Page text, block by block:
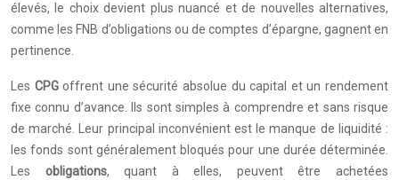
élevés, le choix devient plus nuancé et de nouvelles alternatives,
comme les FNB d’obligations ou de comptes d’épargne, gagnent en
pertinence.
Les CPGoffrent une sécurité absolue du capital et un rendement
fixe connu d’avance. Ils sont simples à comprendre et sans risque
de marché. Leur principal inconvénient est le manque de liquidité :
les fonds sont généralement bloqués pour une durée déterminée.
Les obligations, quant à elles, peuvent être achetées